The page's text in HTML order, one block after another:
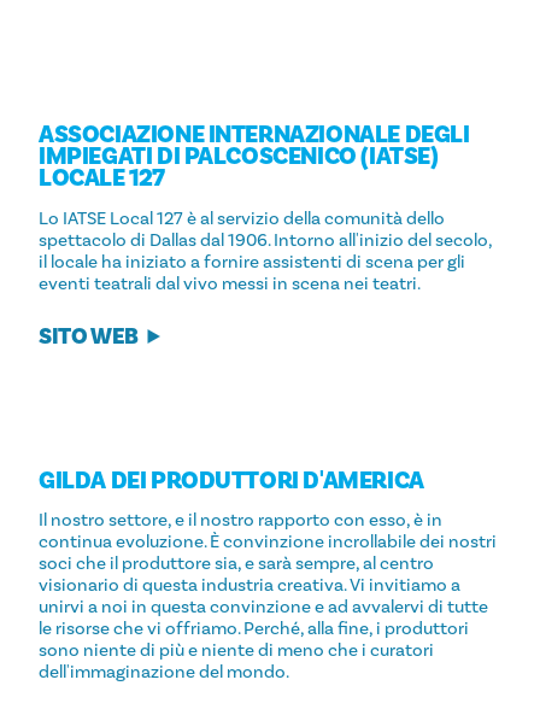
ASSOCIAZIONE INTERNAZIONALE DEGLI
IMPIEGATI DI PALCOSCENICO (IATSE)
LOCALE 127
Lo IATSE Local 127 è al servizio della comunità dello
spettacolo di Dallas dal 1906. Intorno all'inizio del secolo,
il locale ha iniziato a fornire assistenti di scena per gli
eventi teatrali dal vivo messi in scena nei teatri.
SITO WEB
GILDA DEI PRODUTTORI D'AMERICA
Il nostro settore, e il nostro rapporto con esso, è in
continua evoluzione. È convinzione incrollabile dei nostri
soci che il produttore sia, e sarà sempre, al centro
visionario di questa industria creativa. Vi invitiamo a
unirvi a noi in questa convinzione e ad avvalervi di tutte
le risorse che vi offriamo. Perché, alla fine, i produttori
sono niente di più e niente di meno che i curatori
dell'immaginazione del mondo.